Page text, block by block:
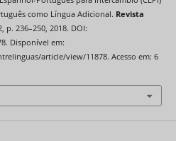
como Língua Adicional. Revista
p. 236–250, 2018. DOI:
Disponível em:
article/view/11878. Acesso em: 6